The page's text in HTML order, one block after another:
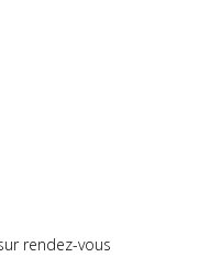
rendez-vous